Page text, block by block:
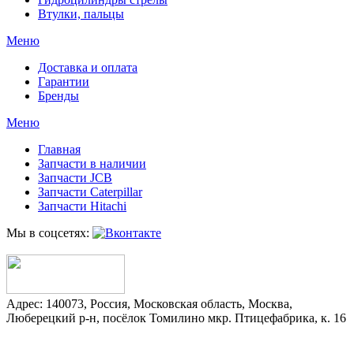
Втулки, пальцы
Меню
Доставка и оплата
Гарантии
Бренды
Меню
Главная
Запчасти в наличии
Запчасти JCB
Запчасти Caterpillar
Запчасти Hitachi
Мы в соцсетях:
Адрес: 140073, Россия, Московская область, Москва,
Люберецкий р-н, посёлок Томилино мкр. Птицефабрика, к. 16